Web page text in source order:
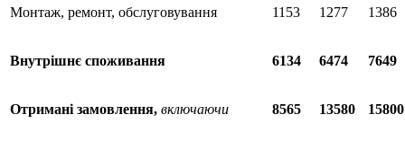
Монтаж, ремонт, обслуговування 1153 1277 1386
Внутрішнє споживання 6134 6474 7649
Отримані замовлення, включаючи 8565 13580 15800